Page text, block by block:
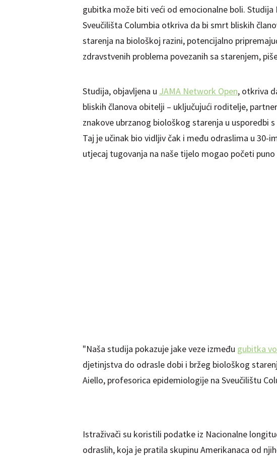
gubitka može biti veći od emocionalne boli.
Sveučilišta Columbia otkriva da bi smrt bliskih
starenja na biološkoj razini, potencijalno
zdravstvenih problema povezanih sa starenjem,
Studija, objavljena u JAMA Network Open, otkriva
bliskih članova obitelji – uključujući roditelje,
znakove ubrzanog biološkog starenja u usporedbi
Taj je učinak bio vidljiv čak i među odraslima u 30-
utjecaj tugovanja na naše tijelo mogao početi
"Naša studija pokazuje jake veze između gubitka
djetinjstva do odrasle dobi i bržeg biološkog
Aiello, profesorica epidemiologije na Sveučilištu
Istraživači su koristili podatke iz Nacionalne
odraslih, koja je pratila skupinu Amerikanaca od